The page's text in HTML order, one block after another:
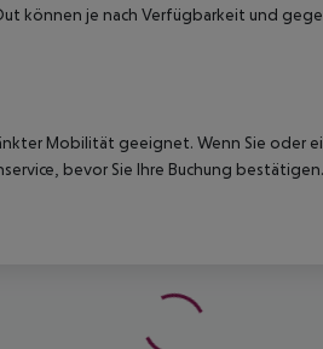
können je nach Verfügbarkeit und
Mobilität geeignet. Wenn Sie oder
bevor Sie Ihre Buchung bestätigen.